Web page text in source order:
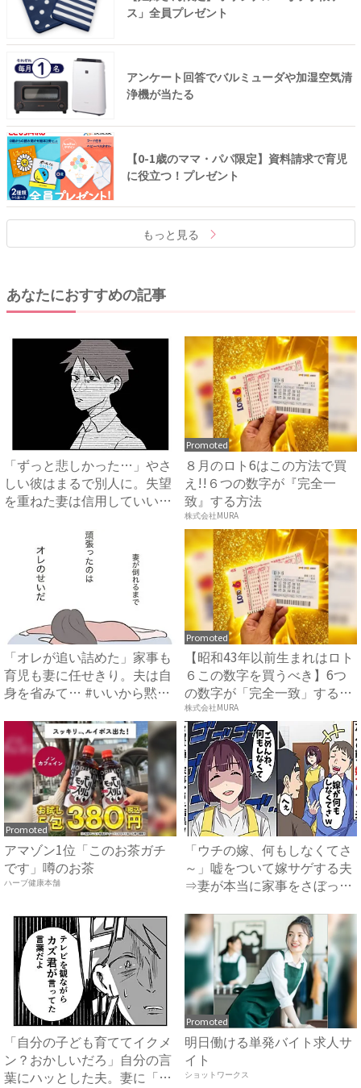
ス」全員プレゼント
アンケート回答でバルミューダや加湿空気清
浄機が当たる
【0-1歳のママ・パパ限定】資料請求で育児
に役立つ！プレゼント
もっと見る
あなたにおすすめの記事
「ずっと悲しかった…」やさ
しい彼はまるで別人に。失望
を重ねた妻は信用していいか
Promoted
８月のロト6はこの方法で買
え!!６つの数字が『完全一
致』する方法
株式会社MURA
「オレが追い詰めた」家事も
育児も妻に任せきり。夫は自
身を省みて… #いいから黙
Promoted
【昭和43年以前生まれはロト
６この数字を買うべき】6つ
の数字が「完全一致」する
方...
株式会社MURA
Promoted
アマゾン1位「このお茶ガチ
です」噂のお茶
ハーブ健康本舗
「ウチの嫁、何もしなくてさ
～」嘘をついて嫁サゲする夫
⇒妻が本当に家事をさぼった
「自分の子ども育ててイクメ
ン？おかしいだろ」自分の言
葉にハッとした夫。妻に「違
Promoted
明日働ける単発バイト求人サ
イト
ショットワークス